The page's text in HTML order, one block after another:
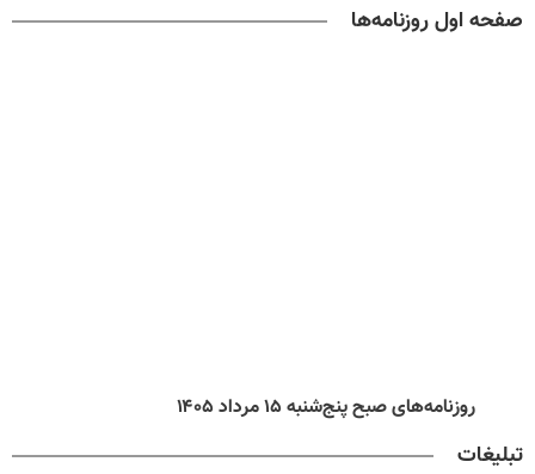
صفحه اول روزنامه‌ها
روزنامه‌های صبح پنج‌شنبه ۱۵ مرداد ۱۴۰۵
تبلیغات